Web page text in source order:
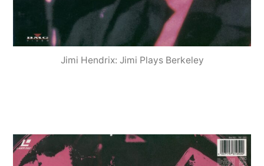
Jimi Hendrix: Jimi Plays Berkeley